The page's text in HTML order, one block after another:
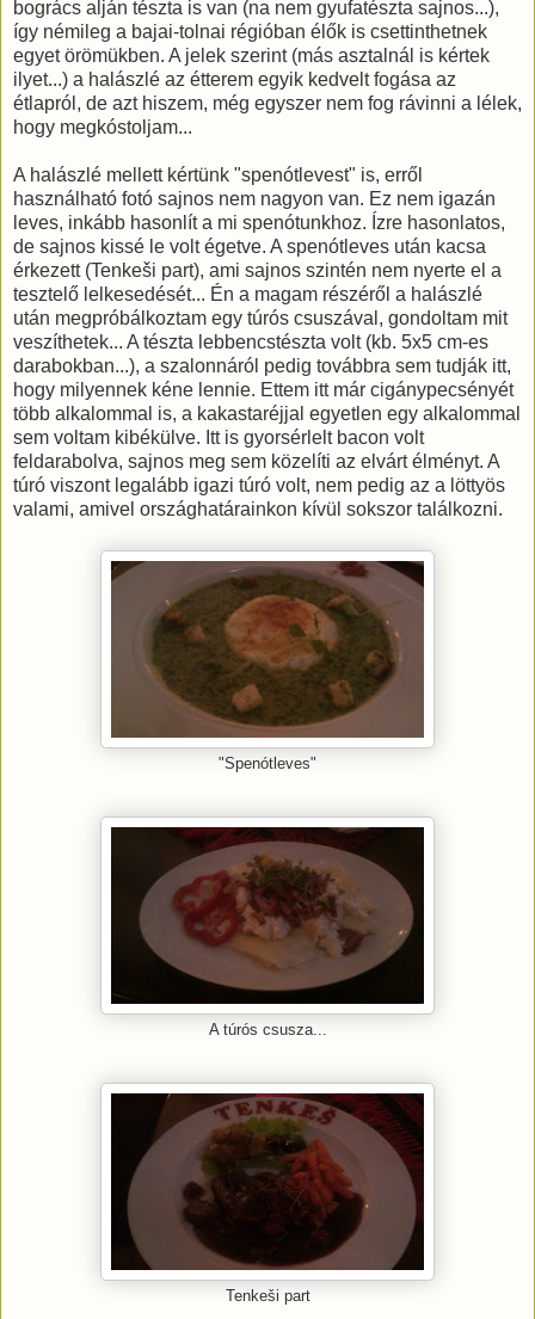
bogrács alján tészta is van (na nem gyufatészta sajnos...),
így némileg a bajai-tolnai régióban élők is csettinthetnek
egyet örömükben. A jelek szerint (más asztalnál is kértek
ilyet...) a halászlé az étterem egyik kedvelt fogása az
étlapról, de azt hiszem, még egyszer nem fog rávinni a lélek,
hogy megkóstoljam...
A halászlé mellett kértünk "spenótlevest" is, erről
használható fotó sajnos nem nagyon van. Ez nem igazán
leves, inkább hasonlít a mi spenótunkhoz. Ízre hasonlatos,
de sajnos kissé le volt égetve. A spenótleves után kacsa
érkezett (Tenkeši part), ami sajnos szintén nem nyerte el a
tesztelő lelkesedését... Én a magam részéről a halászlé
után megpróbálkoztam egy túrós csuszával, gondoltam mit
veszíthetek... A tészta lebbencstészta volt (kb. 5x5 cm-es
darabokban...), a szalonnáról pedig továbbra sem tudják itt,
hogy milyennek kéne lennie. Ettem itt már cigánypecsényét
több alkalommal is, a kakastaréjjal egyetlen egy alkalommal
sem voltam kibékülve. Itt is gyorsérlelt bacon volt
feldarabolva, sajnos meg sem közelíti az elvárt élményt. A
túró viszont legalább igazi túró volt, nem pedig az a löttyös
valami, amivel országhatárainkon kívül sokszor találkozni.
"Spenótleves"
A túrós csusza...
Tenkeši part